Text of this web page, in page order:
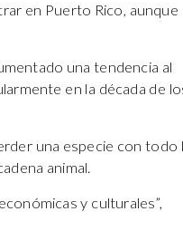
en Puerto Rico, aunque
una tendencia al
en la década de
una especie con todo
animal.
y culturales”,